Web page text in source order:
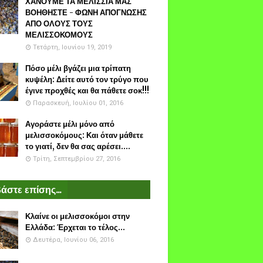
ΒΟΗΘΗΣΤΕ - ΦΩΝΗ ΑΠΟΓΝΩΣΗΣ
ΑΠΟ ΟΛΟΥΣ ΤΟΥΣ
ΜΕΛΙΣΣΟΚΟΜΟΥΣ
Τετάρτη, Ιουνίου 19, 2019
Πόσο μέλι βγάζει μια τρίπατη
κυψέλη: Δείτε αυτό τον τρύγο που
έγινε προχθές και θα πάθετε σοκ!!!
Παρασκευή, Ιουλίου 01, 2016
Αγοράστε μέλι μόνο από
μελισσοκόμους: Και όταν μάθετε
το γιατί, δεν θα σας αρέσει....
Τρίτη, Σεπτεμβρίου 27, 2016
επίσης...
Κλαίνε οι μελισσοκόμοι στην
Ελλάδα: Έρχεται το τέλος...
Δευτέρα, Ιουνίου 06, 2016